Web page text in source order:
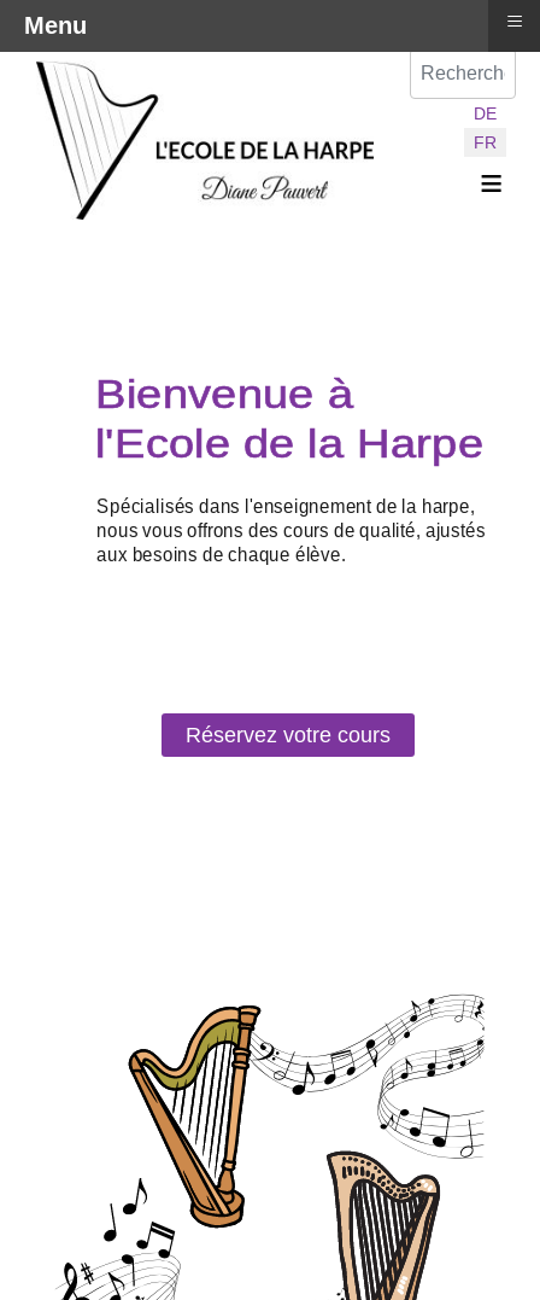
Sélectionnez
DE
FR
≡
Réservez votre cours
Menu ≡